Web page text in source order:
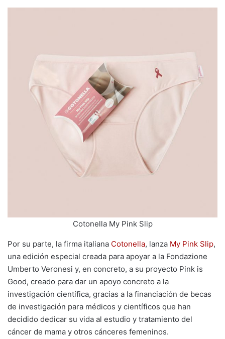
Cotonella My Pink Slip
Por su parte, la firma italiana Cotonella, lanza My Pink Slip,
una edición especial creada para apoyar a la Fondazione
Umberto Veronesi y, en concreto, a su proyecto Pink is
Good, creado para dar un apoyo concreto a la
investigación científica, gracias a la financiación de becas
de investigación para médicos y científicos que han
decidido dedicar su vida al estudio y tratamiento del
cáncer de mama y otros cánceres femeninos.